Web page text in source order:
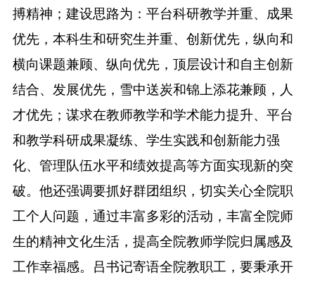
搏精神；建设思路为：平台科研教学并重、成果
优先，本科生和研究生并重、创新优先，纵向和
横向课题兼顾、纵向优先，顶层设计和自主创新
结合、发展优先，雪中送炭和锦上添花兼顾，人
才优先；谋求在教师教学和学术能力提升、平台
和教学科研成果凝练、学生实践和创新能力强
化、管理队伍水平和绩效提高等方面实现新的突
破。他还强调要抓好群团组织，切实关心全院职
工个人问题，通过丰富多彩的活动，丰富全院师
生的精神文化生活，提高全院教师学院归属感及
工作幸福感。吕书记寄语全院教职工，要秉承开